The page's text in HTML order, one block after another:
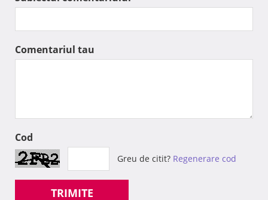
Comentariul tau
Cod
Greu de citit? Regenerare cod
TRIMITE